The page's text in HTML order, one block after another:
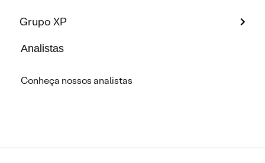
Grupo XP
Analistas
Conheça nossos analistas